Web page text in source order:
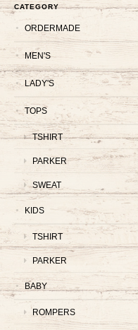
CATEGORY
ORDERMADE
MEN'S
LADY'S
TOPS
TSHIRT
PARKER
SWEAT
KIDS
TSHIRT
PARKER
BABY
ROMPERS